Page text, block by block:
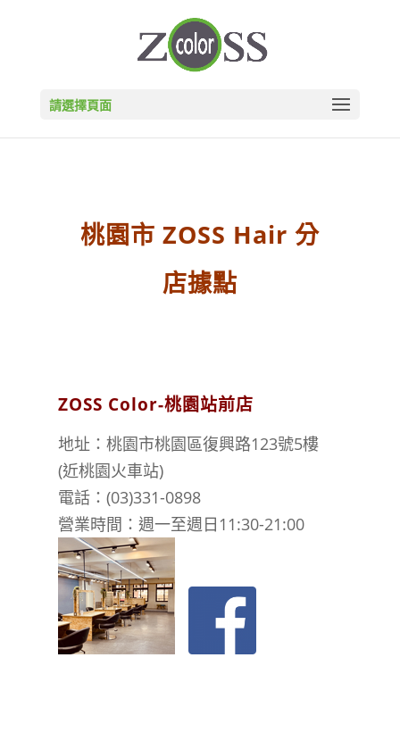
請選擇頁面
桃園市 ZOSS Hair 分
店據點
ZOSS Color-桃園站前店
地址：桃園市桃園區復興路123號5樓
(近桃園火車站)
電話：(03)331-0898
營業時間：週一至週日11:30-21:00